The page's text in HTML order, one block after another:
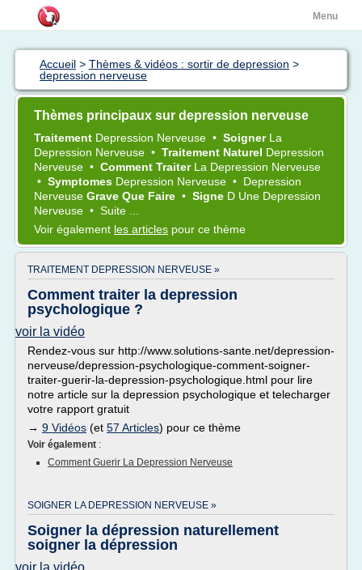
Menu
Accueil > Thèmes & vidéos : sortir de depression >
depression nerveuse
Thèmes principaux sur depression nerveuse
Traitement Depression Nerveuse • Soigner La
Depression Nerveuse • Traitement Naturel Depression
Nerveuse • Comment Traiter La Depression Nerveuse
• Symptomes Depression Nerveuse • Depression
Nerveuse Grave Que Faire • Signe D Une Depression
Nerveuse • Suite ...
Voir également les articles pour ce thème
TRAITEMENT DEPRESSION NERVEUSE »
Comment traiter la depression
psychologique ?
voir la vidéo
Rendez-vous sur http://www.solutions-sante.net/depression-
nerveuse/depression-psychologique-comment-soigner-
traiter-guerir-la-depression-psychologique.html pour lire
notre article sur la depression psychologique et telecharger
votre rapport gratuit
→ 9 Vidéos (et 57 Articles) pour ce thème
Voir également :
Comment Guerir La Depression Nerveuse
SOIGNER LA DEPRESSION NERVEUSE »
Soigner la dépression naturellement
soigner la dépression
voir la vidéo